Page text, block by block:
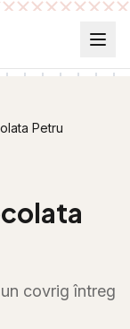
Petru
un covrig întreg